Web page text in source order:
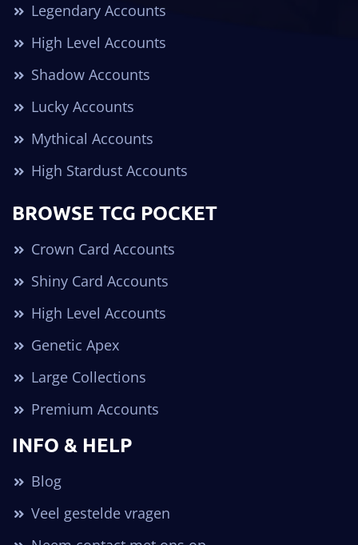
Legendary Accounts
High Level Accounts
Shadow Accounts
Lucky Accounts
Mythical Accounts
High Stardust Accounts
BROWSE TCG POCKET
Crown Card Accounts
Shiny Card Accounts
High Level Accounts
Genetic Apex
Large Collections
Premium Accounts
INFO & HELP
Blog
Veel gestelde vragen